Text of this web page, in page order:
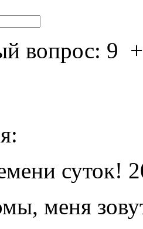
вопрос: 9
суток!
меня